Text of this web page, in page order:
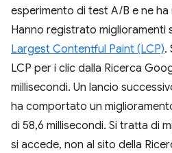
esperimento di test A/B e ne
Hanno registrato miglioramenti
Largest Contentful Paint (LCP).
LCP per i clic dalla Ricerca
millisecondi. Un lancio
ha comportato un
di 58,6 millisecondi. Si tratta di
si accede, non al sito della